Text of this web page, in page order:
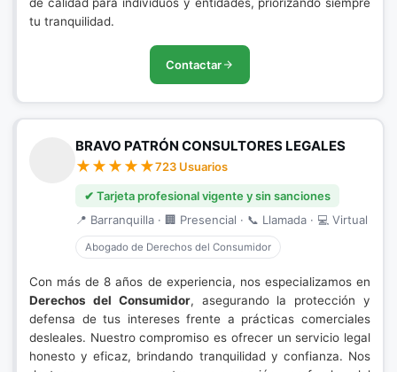
tu tranquilidad.
Contactar
BRAVO PATRÓN CONSULTORES LEGALES
723 Usuarios
✔ Tarjeta profesional vigente y sin sanciones
📍 Barranquilla · 🏢 Presencial · 📞 Llamada · 💻 Virtual
Abogado de Derechos del Consumidor
Con más de 8 años de experiencia, nos especializamos en
Derechos del Consumidor, asegurando la protección y
defensa de tus intereses frente a prácticas comerciales
desleales. Nuestro compromiso es ofrecer un servicio legal
honesto y eficaz, brindando tranquilidad y confianza. Nos